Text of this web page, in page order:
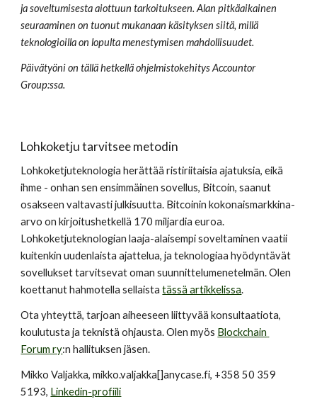
ja soveltumisesta aiottuun tarkoitukseen. Alan pitkäaikainen
seuraaminen on tuonut mukanaan käsityksen siitä, millä
teknologioilla on lopulta menestymisen mahdollisuudet.
Päivätyöni on tällä hetkellä ohjelmistokehitys Accountor
Group:ssa.
Lohkoketju tarvitsee metodin
Lohkoketjuteknologia herättää ristiriitaisia ajatuksia, eikä
ihme - onhan sen ensimmäinen sovellus, Bitcoin, saanut
osakseen valtavasti julkisuutta. Bitcoinin kokonaismarkkina-
arvo on kirjoitushetkellä 170 miljardia euroa.
Lohkoketjuteknologian laaja-alaisempi soveltaminen vaatii
kuitenkin uudenlaista ajattelua, ja teknologiaa hyödyntävät
sovellukset tarvitsevat oman suunnittelumenetelmän. Olen
koettanut hahmotella sellaista tässä artikkelissa.
Ota yhteyttä, tarjoan aiheeseen liittyvää konsultaatiota,
koulutusta ja teknistä ohjausta. Olen myös Blockchain
Forum ry:n hallituksen jäsen.
Mikko Valjakka, mikko.valjakka[]anycase.fi, +358 50 359
5193, Linkedin-profiili